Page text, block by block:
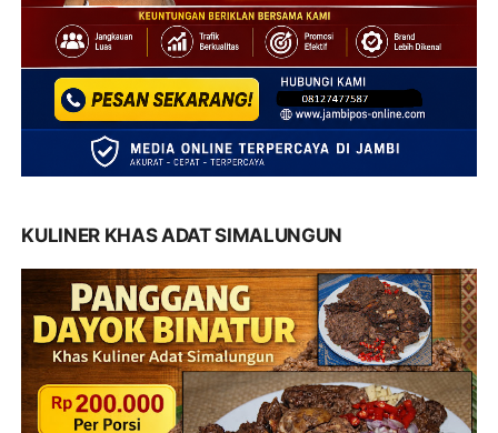
KULINER KHAS ADAT SIMALUNGUN